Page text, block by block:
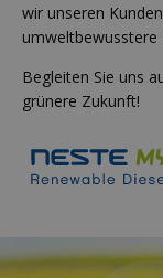
wir unseren
umweltbewusstere
Begleiten Sie uns
grünere Zukunft!